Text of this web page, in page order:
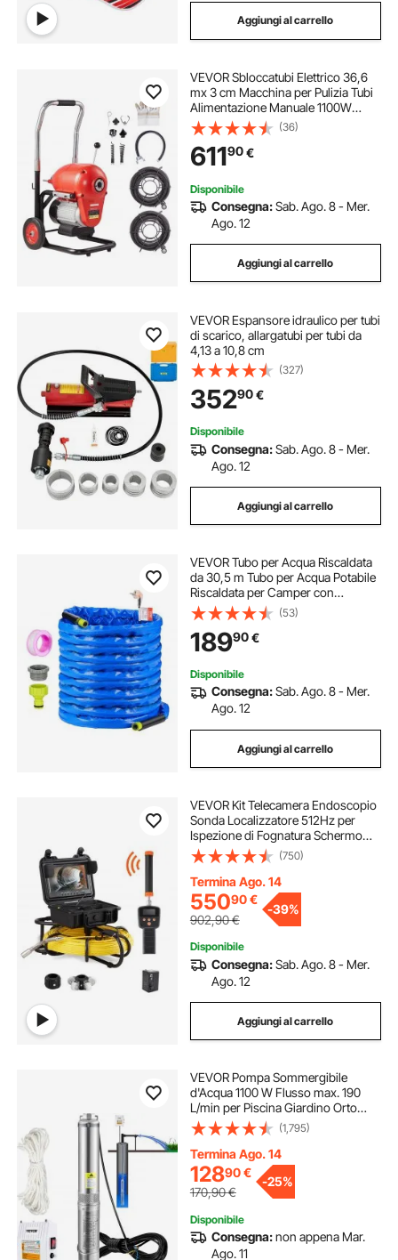
Aggiungi al carrello
VEVOR Sbloccatubi Elettrico 36,6
mx 3 cm Macchina per Pulizia Tubi
Alimentazione Manuale 1100W
Macchina Pulitore per Tubi Scarico
con 6 Taglierine, Controllo
CW/CCW per Tubi da 10-20,3 cm
(36)
61190€
Disponibile
Consegna:Sab. Ago. 8 - Mer.
Ago. 12
Aggiungi al carrello
VEVOR Espansore idraulico per tubi
di scarico, allargatubi per tubi da
4,13 a 10,8 cm
(327)
35290€
Disponibile
Consegna:Sab. Ago. 8 - Mer.
Ago. 12
Aggiungi al carrello
VEVOR Tubo per Acqua Riscaldata
da 30,5 m Tubo per Acqua Potabile
Riscaldata per Camper con
Copertura Ondulata, Protezione
Antigelo Fino a -42,7 ℃
Autoregolante Automatico,
Diametro Interno 15,87 mm
(53)
18990€
Disponibile
Consegna:Sab. Ago. 8 - Mer.
Ago. 12
Aggiungi al carrello
VEVOR Kit Telecamera Endoscopio
Sonda Localizzatore 512Hz per
Ispezione di Fognatura Schermo
LCD Colorata 9 Pollici Cavo 91,5 m,
Telecamera Ispezione Sonda
Portatile per Tubi Angolazione
Visiva 130°
(750)
Termina Ago. 14
55090€
902,90€
-39%
Disponibile
Consegna:Sab. Ago. 8 - Mer.
Ago. 12
Aggiungi al carrello
VEVOR Pompa Sommergibile
d'Acqua 1100 W Flusso max. 190
L/min per Piscina Giardino Orto
Acciaio Inox, Pompa Sommersa per
Pozzi Profondi Prevalenza max. 57
m con Scatola Controllo Esterna
Cavo da 20 m
(1,795)
Termina Ago. 14
12890€
170,90€
-25%
Disponibile
Consegna:non appena Mar.
Ago. 11